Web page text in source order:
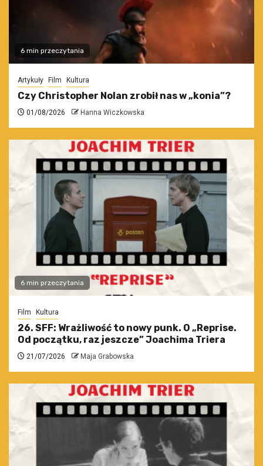
6 min przeczytania
Artykuły Film Kultura
Czy Christopher Nolan zrobił nas w „konia”?
01/08/2026 Hanna Wiczkowska
6 min przeczytania
Film Kultura
26. SFF: Wrażliwość to nowy punk. O „Reprise.
Od początku, raz jeszcze” Joachima Triera
21/07/2026 Maja Grabowska